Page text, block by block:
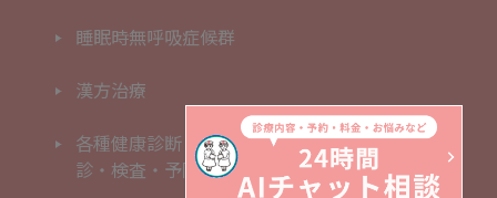
睡眠時無呼吸症候群
漢方治療
各種健康診断・検
診・検査・予防接種